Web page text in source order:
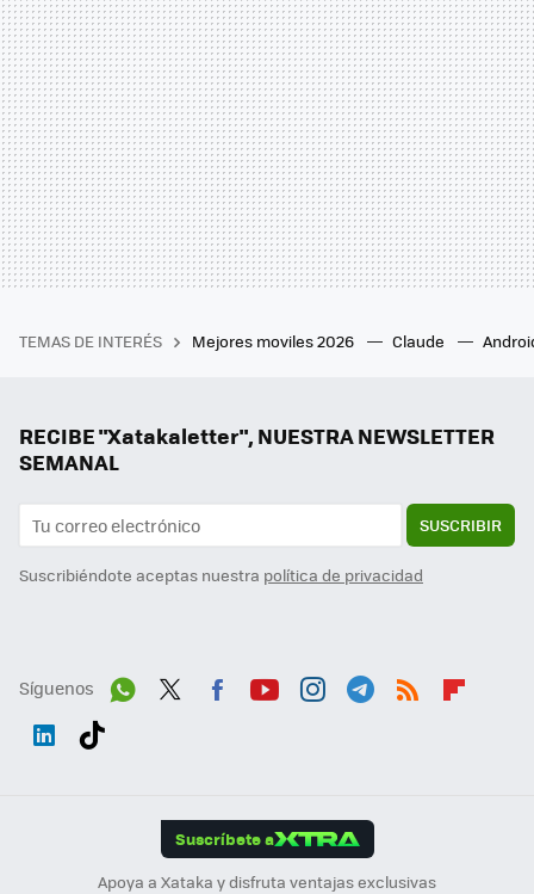
TEMAS DE INTERÉS Mejores moviles 2026 Claude
RECIBE "Xatakaletter", NUESTRA NEWSLETTER
SEMANAL
SUSCRIBIR
Suscribiéndote aceptas nuestra política de privacidad
Síguenos
Suscríbete a
Apoya a Xataka y disfruta ventajas exclusivas